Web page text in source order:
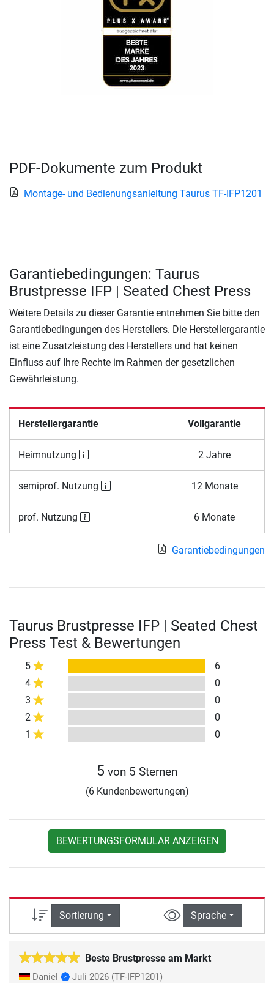
PDF-Dokumente zum Produkt
Montage- und Bedienungsanleitung Taurus TF-IFP1201
Garantiebedingungen: Taurus
Brustpresse IFP | Seated Chest Press
Weitere Details zu dieser Garantie entnehmen Sie bitte den
Garantiebedingungen des Herstellers. Die Herstellergarantie
ist eine Zusatzleistung des Herstellers und hat keinen
Einfluss auf Ihre Rechte im Rahmen der gesetzlichen
Gewährleistung.
Herstellergarantie Vollgarantie
Heimnutzung 2 Jahre
semiprof. Nutzung 12 Monate
prof. Nutzung 6 Monate
Garantiebedingungen
Taurus Brustpresse IFP | Seated Chest
Press Test & Bewertungen
5
6
4
0
3
0
2
0
1
0
5 von 5 Sternen
(6 Kundenbewertungen)
BEWERTUNGSFORMULAR ANZEIGEN
Sortierung Sprache
Beste Brustpresse am Markt
Daniel Juli 2026 (TF-IFP1201)